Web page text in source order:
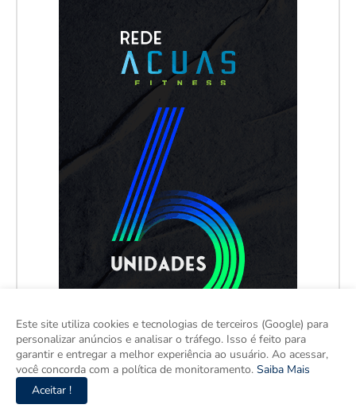
Este site utiliza cookies e tecnologias de terceiros (Google) para
personalizar anúncios e analisar o tráfego. Isso é feito para
garantir e entregar a melhor experiência ao usuário. Ao acessar,
você concorda com a política de monitoramento. Saiba Mais
Aceitar !